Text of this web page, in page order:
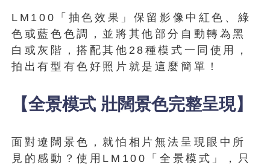
LM100「抽色效果」保留影像中紅色、綠
色或藍色色調，並將其他部分自動轉為黑
白或灰階，搭配其他28種模式一同使用，
拍出有型有色好照片就是這麼簡單！
【全景模式 壯闊景色完整呈現】
面對遼闊景色，就怕相片無法呈現眼中所
見的感動？使用LM100「全景模式」，只